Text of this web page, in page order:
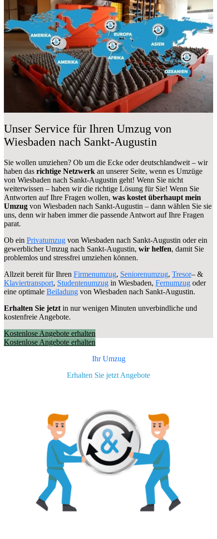
Unser Service für Ihren Umzug von
Wiesbaden nach Sankt-Augustin
Sie wollen umziehen? Ob um die Ecke oder deutschlandweit – wir
haben das richtige Netzwerk an unserer Seite, wenn es Umzüge
von Wiesbaden nach Sankt-Augustin geht! Wenn Sie nicht
weiterwissen – haben wir die richtige Lösung für Sie! Wenn Sie
Antworten auf Ihre Fragen wollen, was kostet überhaupt mein
Umzug von Wiesbaden nach Sankt-Augustin – dann wählen Sie sie
uns, denn wir haben immer die passende Antwort auf Ihre Fragen
parat.
Ob ein Privatumzug von Wiesbaden nach Sankt-Augustin oder ein
gewerblicher Umzug nach Sankt-Augustin, wir helfen, damit Sie
problemlos und stressfrei umziehen können.
Allzeit bereit für Ihren Firmenumzug, Seniorenumzug, Tresor– &
Klaviertransport, Studentenumzug in Wiesbaden, Fernumzug oder
eine optimale Beiladung von Wiesbaden nach Sankt-Augustin.
Erhalten Sie jetzt in nur wenigen Minuten unverbindliche und
kostenfreie Angebote.
Kostenlose Angebote erhalten
Kostenlose Angebote erhalten
Ihr Umzug
Erhalten Sie jetzt Angebote